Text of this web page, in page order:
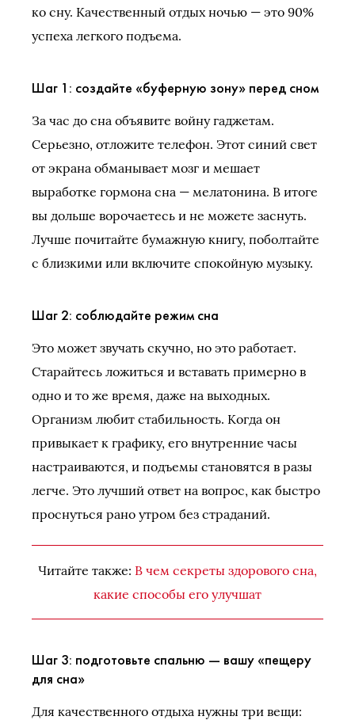
ко сну. Качественный отдых ночью — это 90%
успеха легкого подъема.
Шаг 1: создайте «буферную зону» перед сном
За час до сна объявите войну гаджетам.
Серьезно, отложите телефон. Этот синий свет
от экрана обманывает мозг и мешает
выработке гормона сна — мелатонина. В итоге
вы дольше ворочаетесь и не можете заснуть.
Лучше почитайте бумажную книгу, поболтайте
с близкими или включите спокойную музыку.
Шаг 2: соблюдайте режим сна
Это может звучать скучно, но это работает.
Старайтесь ложиться и вставать примерно в
одно и то же время, даже на выходных.
Организм любит стабильность. Когда он
привыкает к графику, его внутренние часы
настраиваются, и подъемы становятся в разы
легче. Это лучший ответ на вопрос, как быстро
проснуться рано утром без страданий.
Читайте также: В чем секреты здорового сна,
какие способы его улучшат
Шаг 3: подготовьте спальню — вашу «пещеру
для сна»
Для качественного отдыха нужны три вещи: